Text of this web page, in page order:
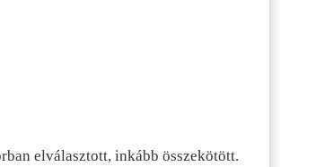
elválasztott, inkább összekötött.